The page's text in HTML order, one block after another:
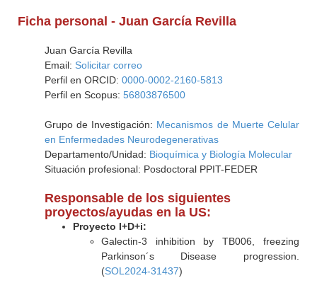
Ficha personal - Juan García Revilla
Juan García Revilla
Email: Solicitar correo
Perfil en ORCID: 0000-0002-2160-5813
Perfil en Scopus: 56803876500
Grupo de Investigación: Mecanismos de Muerte Celular
en Enfermedades Neurodegenerativas
Departamento/Unidad: Bioquímica y Biología Molecular
Situación profesional: Posdoctoral PPIT-FEDER
Responsable de los siguientes
proyectos/ayudas en la US:
Proyecto I+D+i:
Galectin-3 inhibition by TB006, freezing
Parkinson´s Disease progression.
(SOL2024-31437)